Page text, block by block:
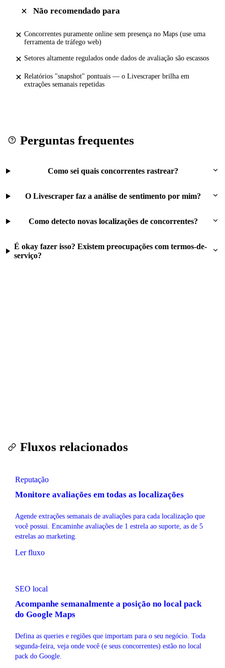
Não recomendado para
Concorrentes puramente online sem presença no Maps (use uma
ferramenta de tráfego web)
Setores altamente regulados onde dados de avaliação são escassos
Relatórios "snapshot" pontuais — o Livescraper brilha em
extrações semanais repetidas
Perguntas frequentes
Como sei quais concorrentes rastrear?
O Livescraper faz a análise de sentimento por mim?
Como detecto novas localizações de concorrentes?
É okay fazer isso? Existem preocupações com termos-de-
serviço?
Fluxos relacionados
Reputação
Monitore avaliações em todas as localizações
Agende extrações semanais de avaliações para cada localização que
você possui. Encaminhe avaliações de 1 estrela ao suporte, as de 5
estrelas ao marketing.
Ler fluxo
SEO local
Acompanhe semanalmente a posição no local pack
do Google Maps
Defina as queries e regiões que importam para o seu negócio. Toda
segunda-feira, veja onde você (e seus concorrentes) estão no local
pack do Google.